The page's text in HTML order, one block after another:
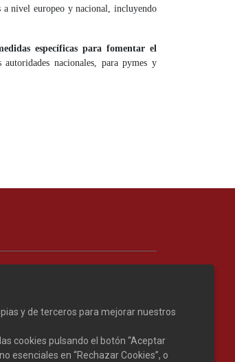
a nivel europeo y nacional, incluyendo
específicas para fomentar el
nacionales, para pymes y
y de terceros para mejorar nuestros
cookies pulsando el botón “Aceptar
esenciales en “Rechazar Cookies”, o